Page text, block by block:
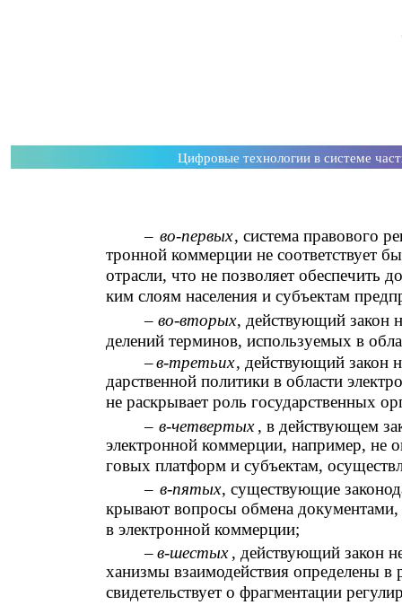
Цифровые технологии в системе
– во-первых, система правового
тронной коммерции не соответствует
отрасли, что не позволяет обеспечить
ким слоям населения и субъектам
– во-вторых, действующий закон
делений терминов, используемых в
–в-третьих, действующий закон
дарственной политики в области
не раскрывает роль государственных
– в-четвертых , в действующем
электронной коммерции, например, не
говых платформ и субъектам,
– в-пятых, существующие
крывают вопросы обмена документами,
в электронной коммерции;
–в-шестых , действующий закон
ханизмы взаимодействия определены
свидетельствует о фрагментации